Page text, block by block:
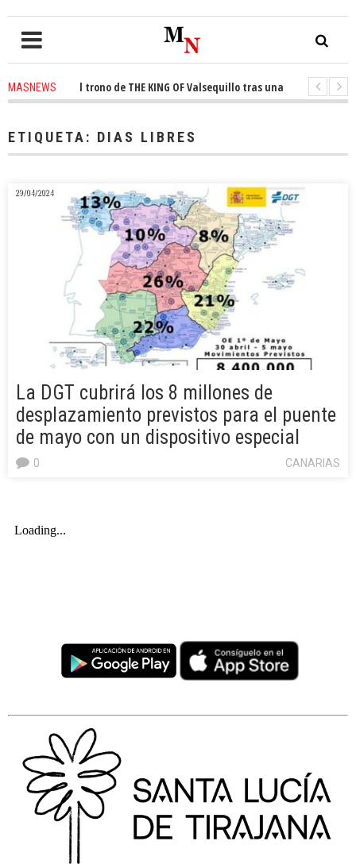
MASNEWSel trono de THE KING OF Valsequillo tras una jornada de
ETIQUETA: DIAS LIBRES
29/04/2024
La DGT cubrirá los 8 millones de
desplazamiento previstos para el puente
de mayo con un dispositivo especial
CANARIAS
0